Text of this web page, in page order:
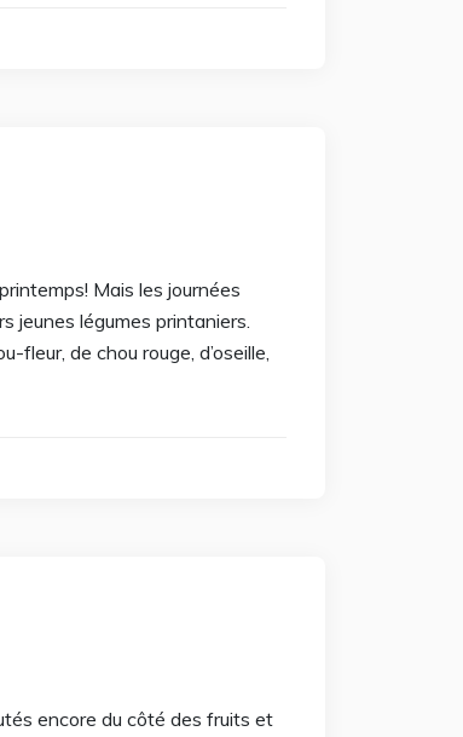
Mais les journées
jeunes légumes printaniers.
fleur, de chou rouge, d’oseille,
encore du côté des fruits et